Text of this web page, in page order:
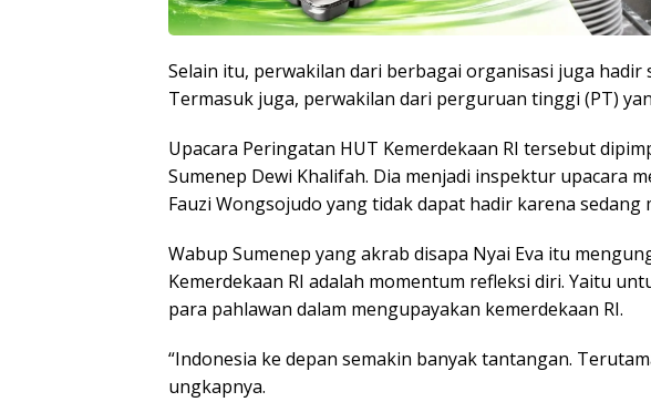
Selain itu, perwakilan dari berbagai organisasi juga hadir
Termasuk juga, perwakilan dari perguruan tinggi (PT)
Upacara Peringatan HUT Kemerdekaan RI tersebut
Sumenep Dewi Khalifah. Dia menjadi inspektur upacara
Fauzi Wongsojudo yang tidak dapat hadir karena sedang
Wabup Sumenep yang akrab disapa Nyai Eva itu
Kemerdekaan RI adalah momentum refleksi diri. Yaitu
para pahlawan dalam mengupayakan kemerdekaan RI.
“Indonesia ke depan semakin banyak tantangan.
ungkapnya.